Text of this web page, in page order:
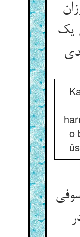
یک
o